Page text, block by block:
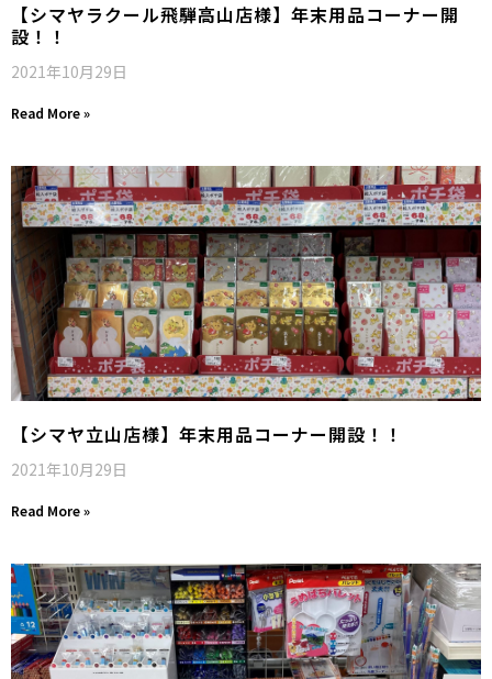
【シマヤラクール飛騨高山店様】年末用品コーナー開
設！！
2021年10月29日
Read More »
【シマヤ立山店様】年末用品コーナー開設！！
2021年10月29日
Read More »